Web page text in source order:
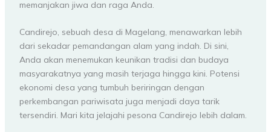
memanjakan jiwa dan raga Anda.
Candirejo, sebuah desa di Magelang, menawarkan lebih
dari sekadar pemandangan alam yang indah. Di sini,
Anda akan menemukan keunikan tradisi dan budaya
masyarakatnya yang masih terjaga hingga kini. Potensi
ekonomi desa yang tumbuh beriringan dengan
perkembangan pariwisata juga menjadi daya tarik
tersendiri. Mari kita jelajahi pesona Candirejo lebih dalam.